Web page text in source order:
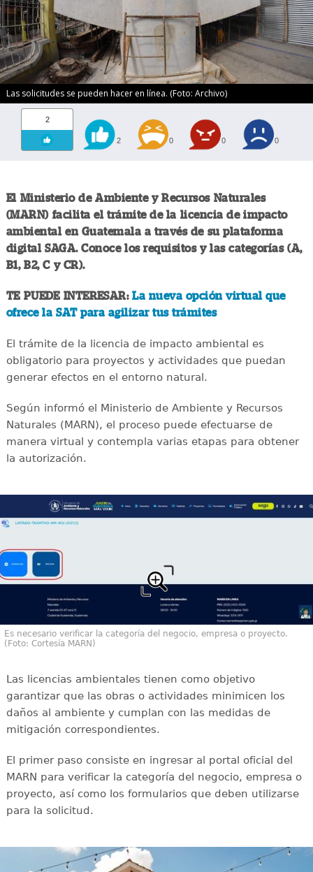
Las solicitudes se pueden hacer en línea. (Foto: Archivo)
2
2 0 0 0
El Ministerio de Ambiente y Recursos Naturales
(MARN) facilita el trámite de la licencia de impacto
ambiental en Guatemala a través de su plataforma
digital SAGA. Conoce los requisitos y las categorías (A,
B1, B2, C y CR).
TE PUEDE INTERESAR:La nueva opción virtual que
ofrece la SAT para agilizar tus trámites
El trámite de la licencia de impacto ambiental es
obligatorio para proyectos y actividades que puedan
generar efectos en el entorno natural.
Según informó el Ministerio de Ambiente y Recursos
Naturales (MARN), el proceso puede efectuarse de
manera virtual y contempla varias etapas para obtener
la autorización.
Es necesario verificar la categoría del negocio, empresa o proyecto.
(Foto: Cortesía MARN)
Las licencias ambientales tienen como objetivo
garantizar que las obras o actividades minimicen los
daños al ambiente y cumplan con las medidas de
mitigación correspondientes.
El primer paso consiste en ingresar al portal oficial del
MARN para verificar la categoría del negocio, empresa o
proyecto, así como los formularios que deben utilizarse
para la solicitud.